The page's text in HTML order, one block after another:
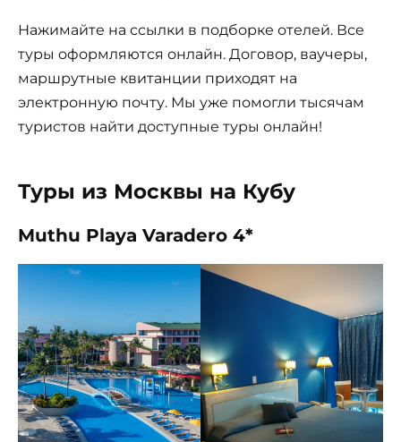
Нажимайте на ссылки в подборке отелей. Все
туры оформляются онлайн. Договор, ваучеры,
маршрутные квитанции приходят на
электронную почту. Мы уже помогли тысячам
туристов найти доступные туры онлайн!
Туры из Москвы на Кубу
Muthu Playa Varadero 4*